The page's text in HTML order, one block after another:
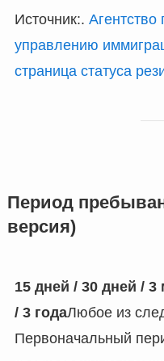
Источник:. Агентство
управлению
страница статуса
Период
версия)
15 дней / 30 дней /
/ 3 годаЛюбое из
Первоначальный